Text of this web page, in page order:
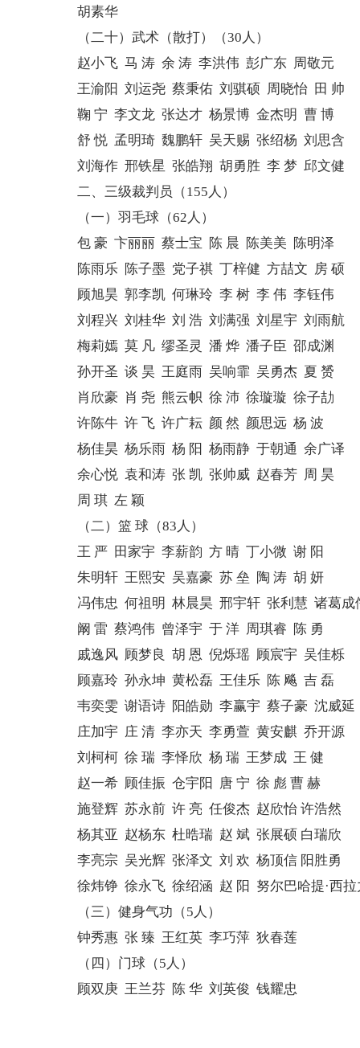
胡素华
（二十）武术（散打）（30人）
赵小飞 马 涛 余 涛 李洪伟 彭广东 周敬元
王渝阳 刘运尧 蔡秉佑 刘骐硕 周晓怡 田 帅
鞠 宁 李文龙 张达才 杨景博 金杰明 曹 博
舒 悦 孟明琦 魏鹏轩 吴天赐 张绍杨 刘思含
刘海作 邢铁星 张皓翔 胡勇胜 李 梦 邱文健
二、三级裁判员（155人）
（一）羽毛球（62人）
包 豪 卞丽丽 蔡士宝 陈 晨 陈美美 陈明泽
陈雨乐 陈子墨 党子祺 丁梓健 方喆文 房 硕
顾旭昊 郭李凯 何琳玲 李 树 李 伟 李钰伟
刘程兴 刘桂华 刘 浩 刘满强 刘星宇 刘雨航
梅莉嫣 莫 凡 缪圣灵 潘 烨 潘子臣 邵成渊
孙开圣 谈 昊 王庭雨 吴响霏 吴勇杰 夏 赟
肖欣豪 肖 尧 熊云帜 徐 沛 徐璇璇 徐子劼
许陈牛 许 飞 许广耘 颜 然 颜思远 杨 波
杨佳昊 杨乐雨 杨 阳 杨雨静 于朝通 余广译
余心悦 袁和涛 张 凯 张帅威 赵春芳 周 昊
周 琪 左 颖
（二）篮 球（83人）
王 严 田家宇 李薪韵 方 晴 丁小微 谢 阳
朱明轩 王熙安 吴嘉豪 苏 垒 陶 涛 胡 妍
冯伟忠 何祖明 林晨昊 邢宇轩 张利慧 诸葛成
阚 雷 蔡鸿伟 曾泽宇 于 洋 周琪睿 陈 勇
戚逸风 顾梦良 胡 恩 倪烁瑶 顾宸宇 吴佳栎
顾嘉玲 孙永坤 黄松磊 王佳乐 陈 飚 吉 磊
韦奕雯 谢语诗 阳皓勋 李赢宇 蔡子豪 沈威延
庄加宇 庄 清 李亦天 李勇萱 黄安麒 乔开源
刘柯柯 徐 瑞 李怿欣 杨 瑞 王梦成 王 健
赵一希 顾佳振 仓宇阳 唐 宁 徐 彪 曹 赫
施登辉 苏永前 许 亮 任俊杰 赵欣怡 许浩然
杨其亚 赵杨东 杜晧瑞 赵 斌 张展硕 白瑞欣
李亮宗 吴光辉 张泽文 刘 欢 杨顶信 阳胜勇
徐炜铮 徐永飞 徐绍涵 赵 阳 努尔巴哈提·西拉
（三）健身气功（5人）
钟秀惠 张 臻 王红英 李巧萍 狄春莲
（四）门球（5人）
顾双庚 王兰芬 陈 华 刘英俊 钱耀忠